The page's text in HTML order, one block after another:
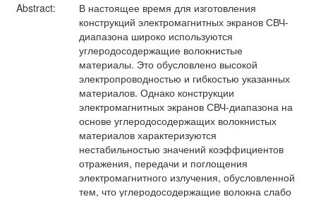
Abstract:
В настоящее время для изготовления
конструкций электромагнитных экранов СВЧ-
диапазона широко используются
углеродосодержащие волокнистые
материалы. Это обусловлено высокой
электропроводностью и гибкостью указанных
материалов. Однако конструкции
электромагнитных экранов СВЧ-диапазона на
основе углеродосодержащих волокнистых
материалов характеризуются
нестабильностью значений коэффициентов
отражения, передачи и поглощения
электромагнитного излучения, обусловленной
тем, что углеродосодержащие волокна слабо